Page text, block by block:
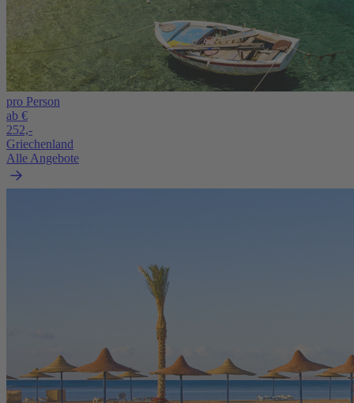
pro Person
ab €
252,-
Griechenland
Alle Angebote